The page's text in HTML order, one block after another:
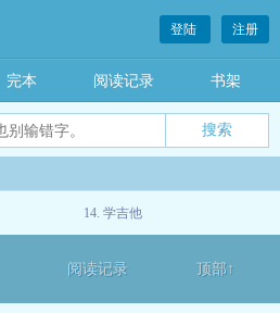
登陆 注册
完本 阅读记录 书架
14. 学吉他
阅读记录 顶部↑